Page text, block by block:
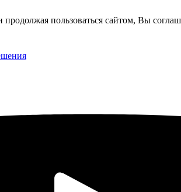
пользоваться сайтом, Вы